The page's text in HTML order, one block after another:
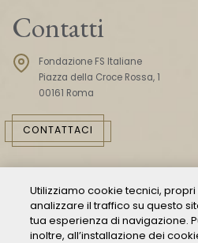
Contatti
Fondazione FS Italiane
Piazza della Croce Rossa, 1
00161 Roma
CONTATTACI
Utilizziamo cookie tecnici,
analizzare il traffico su questo
tua esperienza di navigazione.
inoltre, all’installazione dei